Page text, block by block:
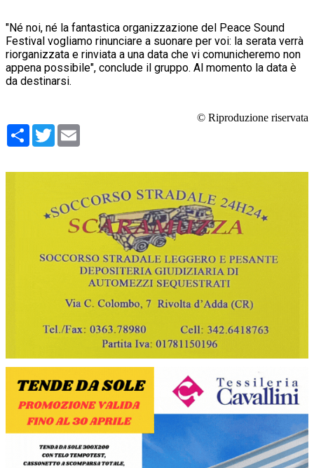
"Né noi, né la fantastica organizzazione del Peace Sound
Festival vogliamo rinunciare a suonare per voi: la serata verrà
riorganizzata e rinviata a una data che vi comunicheremo non
appena possibile", conclude il gruppo. Al momento la data è
da destinarsi.
© Riproduzione riservata
Condividi
Twitter